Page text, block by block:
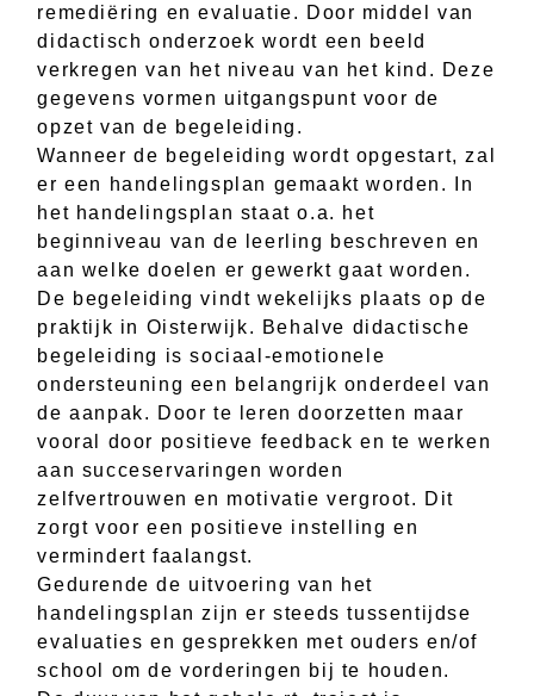
remediëring en evaluatie. Door middel van
didactisch onderzoek wordt een beeld
verkregen van het niveau van het kind. Deze
gegevens vormen uitgangspunt voor de
opzet van de begeleiding.
Wanneer de begeleiding wordt opgestart, zal
er een handelingsplan gemaakt worden. In
het handelingsplan staat o.a. het
beginniveau van de leerling beschreven en
aan welke doelen er gewerkt gaat worden.
De begeleiding vindt wekelijks plaats op de
praktijk in Oisterwijk. Behalve didactische
begeleiding is sociaal-emotionele
ondersteuning een belangrijk onderdeel van
de aanpak. Door te leren doorzetten maar
vooral door positieve feedback en te werken
aan succeservaringen worden
zelfvertrouwen en motivatie vergroot. Dit
zorgt voor een positieve instelling en
vermindert faalangst.
Gedurende de uitvoering van het
handelingsplan zijn er steeds tussentijdse
evaluaties en gesprekken met ouders en/of
school om de vorderingen bij te houden.